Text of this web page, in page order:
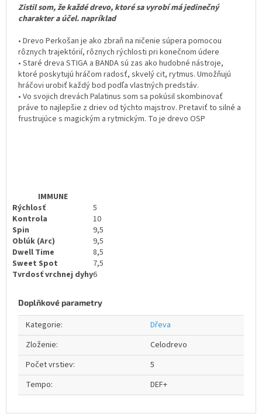
Zistil som, že každé drevo, ktoré sa vyrobí má jedinečný
charakter a účel. napríklad
• Drevo Perkošan je ako zbraň na ničenie súpera pomocou
rôznych trajektórií, rôznych rýchlosti pri konečnom údere
• Staré dreva STIGA a BANDA sú zas ako hudobné nástroje,
ktoré poskytujú hráčom radosť, skvelý cit, rytmus. Umožňujú
hráčovi urobiť každý bod podľa vlastných predstáv.
• Vo svojich drevách Palatinus som sa pokúsil skombinovať
práve to najlepšie z driev od týchto majstrov. Pretaviť to silné a
frustrujúce s magickým a rytmickým. To je drevo OSP
IMMUNE
Rýchlosť
5
Kontrola
10
Spin
9,5
Oblúk (Arc)
9,5
Dwell Time
8,5
Sweet Spot
7,5
Tvrdosť vrchnej dyhy6
Doplňkové parametry
Kategorie:
Dřeva
Zloženie:
Celodrevo
Počet vrstiev:
5
Tempo: DEF+